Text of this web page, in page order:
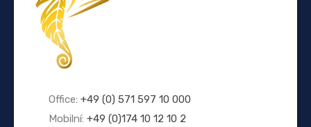
Office: +49 (0) 571 597 10 000
Mobilní: +49 (0)174 10 12 10 2